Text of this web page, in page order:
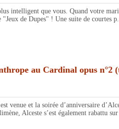
intelligent que vous. Quand votre
"Jeux de Dupes" ! Une suite de courtes
au Cardinal opus n°2
venue et la soirée d’anniversaire
Alceste s’est également rabattu